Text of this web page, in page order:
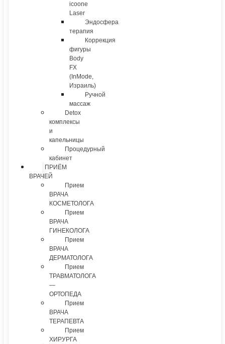
icoone
Laser
Эндосфера
терапия
Коррекция
фигуры
Body
FX
(InMode,
Израиль)
Ручной
массаж
Detox
комплексы
и
капельницы
Процедурный
кабинет
ПРИЁМ
ВРАЧЕЙ
Прием
ВРАЧА
КОСМЕТОЛОГА
Прием
ВРАЧА
ГИНЕКОЛОГА
Прием
ВРАЧА
ДЕРМАТОЛОГА
Прием
ТРАВМАТОЛОГА
—
ОРТОПЕДА
Прием
ВРАЧА
ТЕРАПЕВТА
Прием
ХИРУРГА